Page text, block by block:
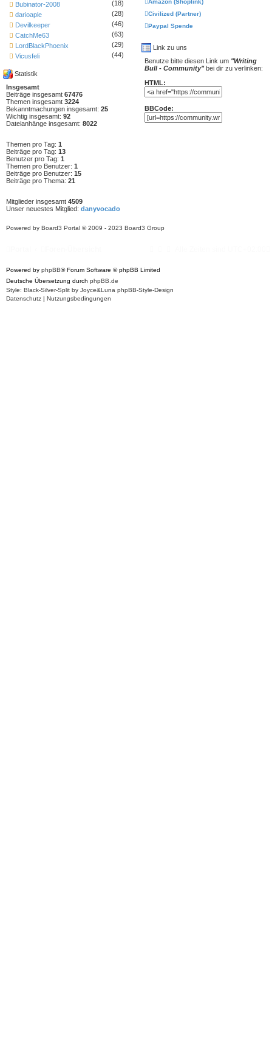
Bubinator-2008
(18)
darioaple
(28)
Devilkeeper
(46)
CatchMe63
(63)
LordBlackPhoenix
(29)
Vicusfeli
(44)
Statistik
Insgesamt
Beiträge insgesamt 67476
Themen insgesamt 3224
Bekanntmachungen insgesamt: 25
Wichtig insgesamt: 92
Dateianhänge insgesamt: 8022
Themen pro Tag: 1
Beiträge pro Tag: 13
Benutzer pro Tag: 1
Themen pro Benutzer: 1
Beiträge pro Benutzer: 15
Beiträge pro Thema: 21
Mitglieder insgesamt 4509
Unser neuestes Mitglied: danyvocado
Amazon (Shoplink)
Civilized (Partner)
Paypal Spende
Link zu uns
Benutze bitte diesen Link um "Writing
Bull - Community"bei dir zu verlinken:
HTML:
BBCode:
Powered by Board3 Portal © 2009 - 2023 Board3 Group
Powered by phpBB® Forum Software © phpBB Limited
Deutsche Übersetzung durch phpBB.de
Style: Black-Silver-Split by Joyce&Luna phpBB-Style-Design
Datenschutz | Nutzungsbedingungen